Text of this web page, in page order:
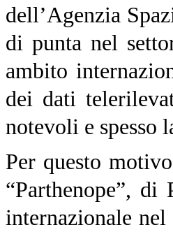
dell’Agenzia
di punta nel
ambito
dei dati
notevoli e spesso
Per questo
“Parthenope”,
internazionale